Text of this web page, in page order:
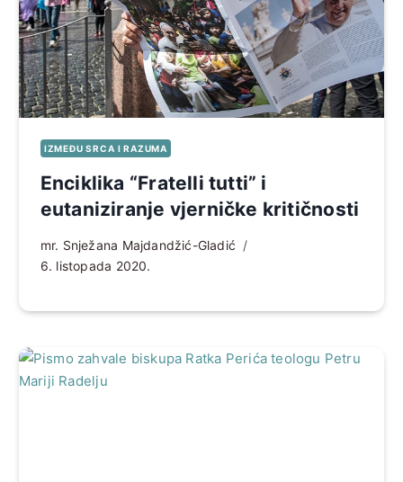
IZMEĐU SRCA I RAZUMA
Enciklika “Fratelli tutti” i
eutaniziranje vjerničke kritičnosti
mr. Snježana Majdandžić-Gladić
6. listopada 2020.